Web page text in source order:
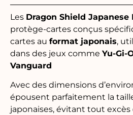
Les Dragon Shield Japanese
protège-cartes conçus
cartes au format japonais,
dans des jeux comme Yu-Gi-
Vanguard
Avec des dimensions
épousent parfaitement la
japonaises, évitant tout